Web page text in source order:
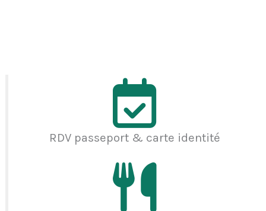
RDV passeport & carte identité